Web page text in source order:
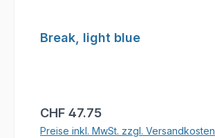
Break, light blue
Regulärer Preis:
CHF 47.75
Preise inkl. MwSt. zzgl. Versandkosten